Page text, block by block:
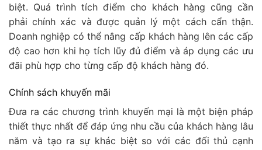
biệt. Quá trình tích điểm cho khách hàng cũng cần
phải chính xác và được quản lý một cách cẩn thận.
Doanh nghiệp có thể nâng cấp khách hàng lên các cấp
độ cao hơn khi họ tích lũy đủ điểm và áp dụng các ưu
đãi phù hợp cho từng cấp độ khách hàng đó.
Chính sách khuyến mãi
Đưa ra các chương trình khuyến mại là một biện pháp
thiết thực nhất để đáp ứng nhu cầu của khách hàng lâu
năm và tạo ra sự khác biệt so với các đối thủ cạnh